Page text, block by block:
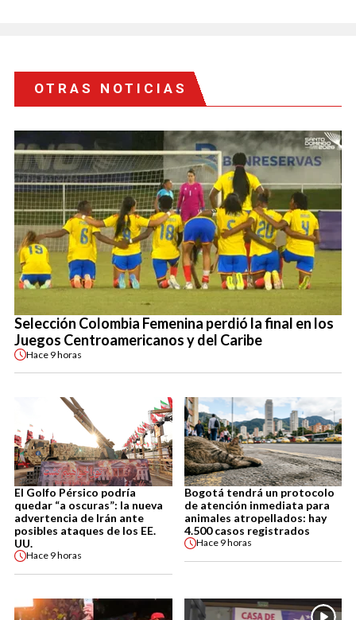
OTRAS NOTICIAS
Selección Colombia Femenina perdió la final en los
Juegos Centroamericanos y del Caribe
Hace 9 horas
El Golfo Pérsico podría
quedar “a oscuras”: la nueva
advertencia de Irán ante
posibles ataques de los EE.
UU.
Hace 9 horas
Bogotá tendrá un protocolo
de atención inmediata para
animales atropellados: hay
4.500 casos registrados
Hace 9 horas